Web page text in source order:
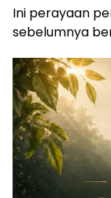
Ini perayaan
sebelumnya